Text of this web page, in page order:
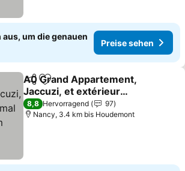
aus, um die genauen
Preise sehen
TeilenZu Favoriten hinzufügen
A0 Grand Appartement,
Jaccuzi, et extérieur
Thermal Artem à 200m
8,8 Hervorragend
97
Nancy, 3.4 km bis Houdemont